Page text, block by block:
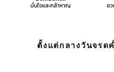
ตั้งแต่กลางวันจรด